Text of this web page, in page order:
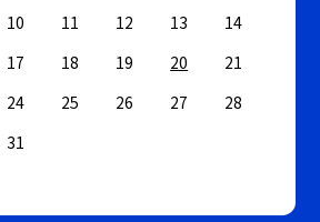
10 11 12 13
14
17 18 19 20
21
24 25 26 27
28
31